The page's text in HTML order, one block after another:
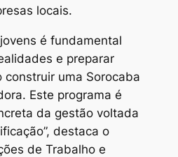
locais.
é fundamental
e preparar
construir uma Sorocaba
Este programa é
da gestão voltada
destaca o
de Trabalho e